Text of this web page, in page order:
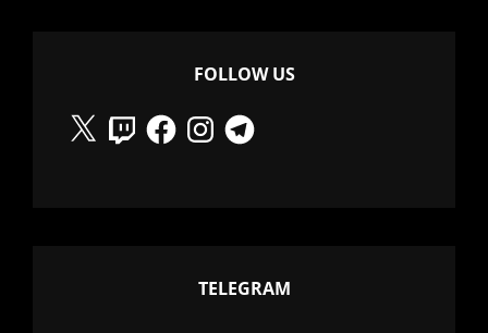
FOLLOW US
X
TwitchFacebookInstagramTelegram
TELEGRAM